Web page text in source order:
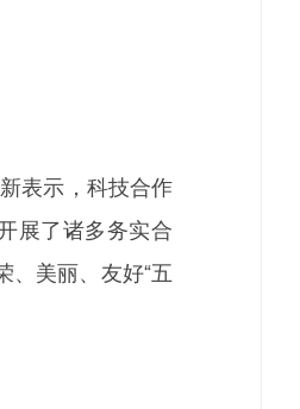
表示，科技合作
展了诸多务实合
、美丽、友好“五